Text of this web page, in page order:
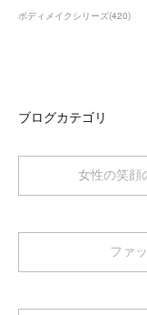
ボディメイクシリーズ(420)
ブログカテゴリ
女性の笑顔
ファ